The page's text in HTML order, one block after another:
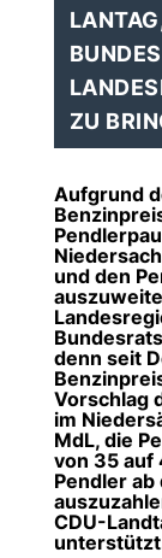
ZU
Aufgrund
und den
denn seit
Vorschlag
im
MdL, die
von 35 auf
Pendler
CDU-